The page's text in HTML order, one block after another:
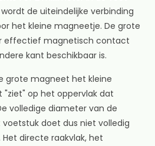
de uiteindelijke verbinding
het kleine magneetje. De grote
effectief magnetisch contact
kant beschikbaar is.
grote magneet het kleine
op het oppervlak dat
volledige diameter van de
doet dus niet volledig
directe raakvlak, het